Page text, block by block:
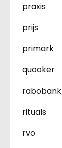
praxis
prijs
primark
quooker
rabobank
rituals
rvo